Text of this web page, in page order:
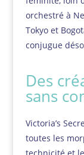
orchestré à
Tokyo et
conjugue
Des
sans
Victoria’s
toutes les